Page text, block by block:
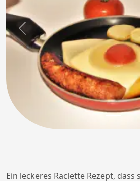
Previous
Ein leckeres Raclette Rezept,